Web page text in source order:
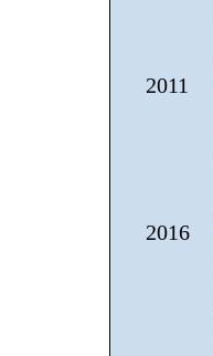
2011
2016